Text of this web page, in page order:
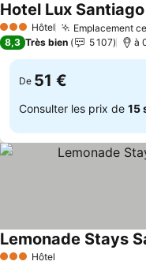
3 ÉtoilesHôtel Emplacement
Hotel Lux Santiago
8,3 Très bien 5 107 à
De 51 €
Consulter les prix de 15
3 ÉtoilesHôtel
Lemonade Stays